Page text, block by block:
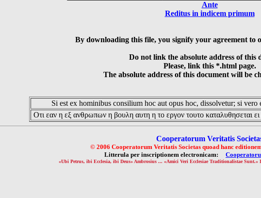
Ante
Reditus in indicem primum
By downloading this file, you signify your agreement to
Do not link the absolute address of this
Please, link this *.html page.
The absolute address of this document will be
Si est ex hominibus consilium hoc aut opus hoc, dissolvetur; si vero
Οτι εαν η εξ ανθρωπων η βουλη αυτη η το εργον τουτο καταλυθησεται
Cooperatorum Veritatis
© 2006 Cooperatorum Veritatis Societas quoad hanc
Litterula per inscriptionem electronicam:
«Ubi Petrus, ibi Ecclesia, ibi Deus» Ambrosius ... «Amici Veri Ecclesiae Traditionalistae Sunt.»